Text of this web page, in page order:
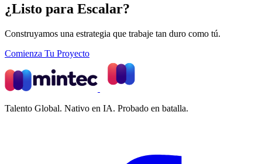
¿Listo para Escalar?
Construyamos una estrategia que trabaje tan duro como tú.
Comienza Tu Proyecto
Talento Global. Nativo en IA. Probado en batalla.